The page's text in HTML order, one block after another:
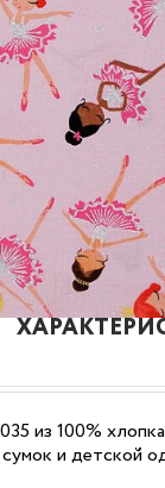
из 100%
сумок и детской